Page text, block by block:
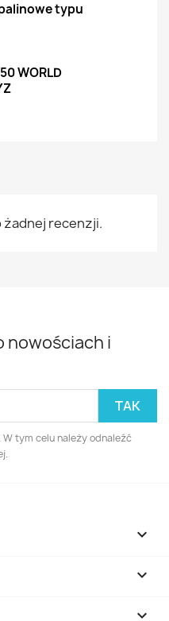
typu
WORLD
żadnej recenzji.
nowościach i
tym celu należy odnaleźć


